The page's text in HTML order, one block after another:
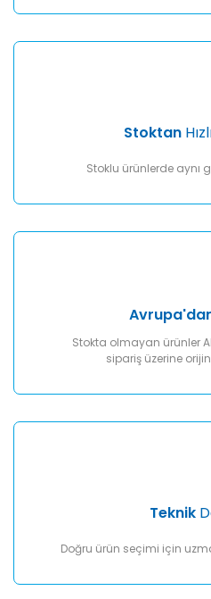
Stoktan
Stoklu ürünlerde aynı
Stokta olmayan ürünler
sipariş üzerine
Teknik
Doğru ürün seçimi için